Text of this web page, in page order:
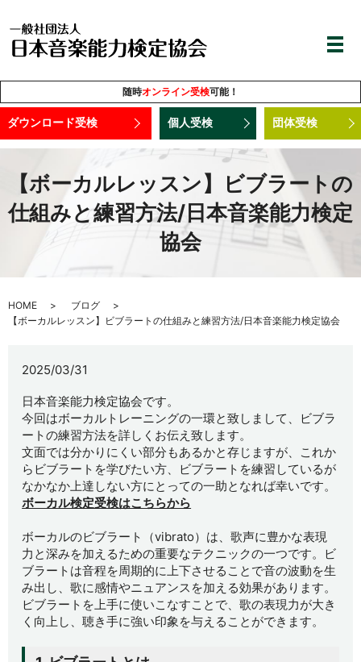
随時オンライン受検可能！
ダウンロード受検 個人受検 団体受検
【ボーカルレッスン】ビブラートの
仕組みと練習方法/日本音楽能力検定
協会
HOME
ブログ
【ボーカルレッスン】ビブラートの仕組みと練習方法/日本音楽能力検定協会
2025/03/31
日本音楽能力検定協会です。
今回はボーカルトレーニングの一環と致しまして、ビブラ
ートの練習方法を詳しくお伝え致します。
文面では分かりにくい部分もあるかと存じますが、これか
らビブラートを学びたい方、ビブラートを練習しているが
なかなか上達しない方にとっての一助となれば幸いです。
ボーカル検定受検はこちらから
ボーカルのビブラート（vibrato）は、歌声に豊かな表現
力と深みを加えるための重要なテクニックの一つです。ビ
ブラートは音程を周期的に上下させることで音の波動を生
み出し、歌に感情やニュアンスを加える効果があります。
ビブラートを上手に使いこなすことで、歌の表現力が大き
く向上し、聴き手に強い印象を与えることができます。